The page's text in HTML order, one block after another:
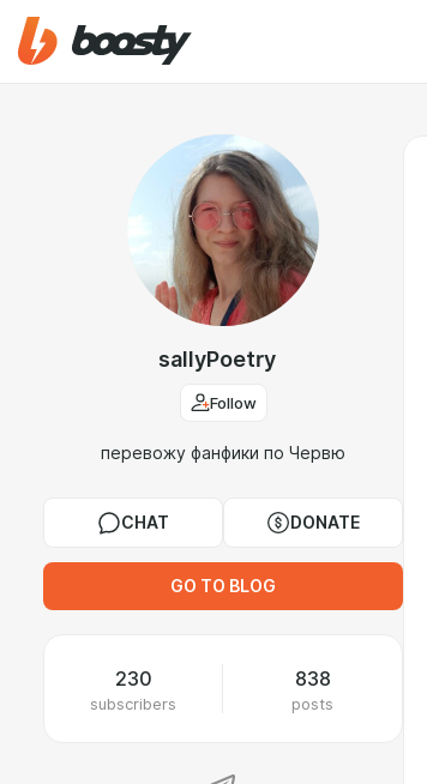
sallyPoetry
Follow
перевожу фанфики по Червю
CHAT DONATE
GO TO BLOG
230
subscribers
838
posts